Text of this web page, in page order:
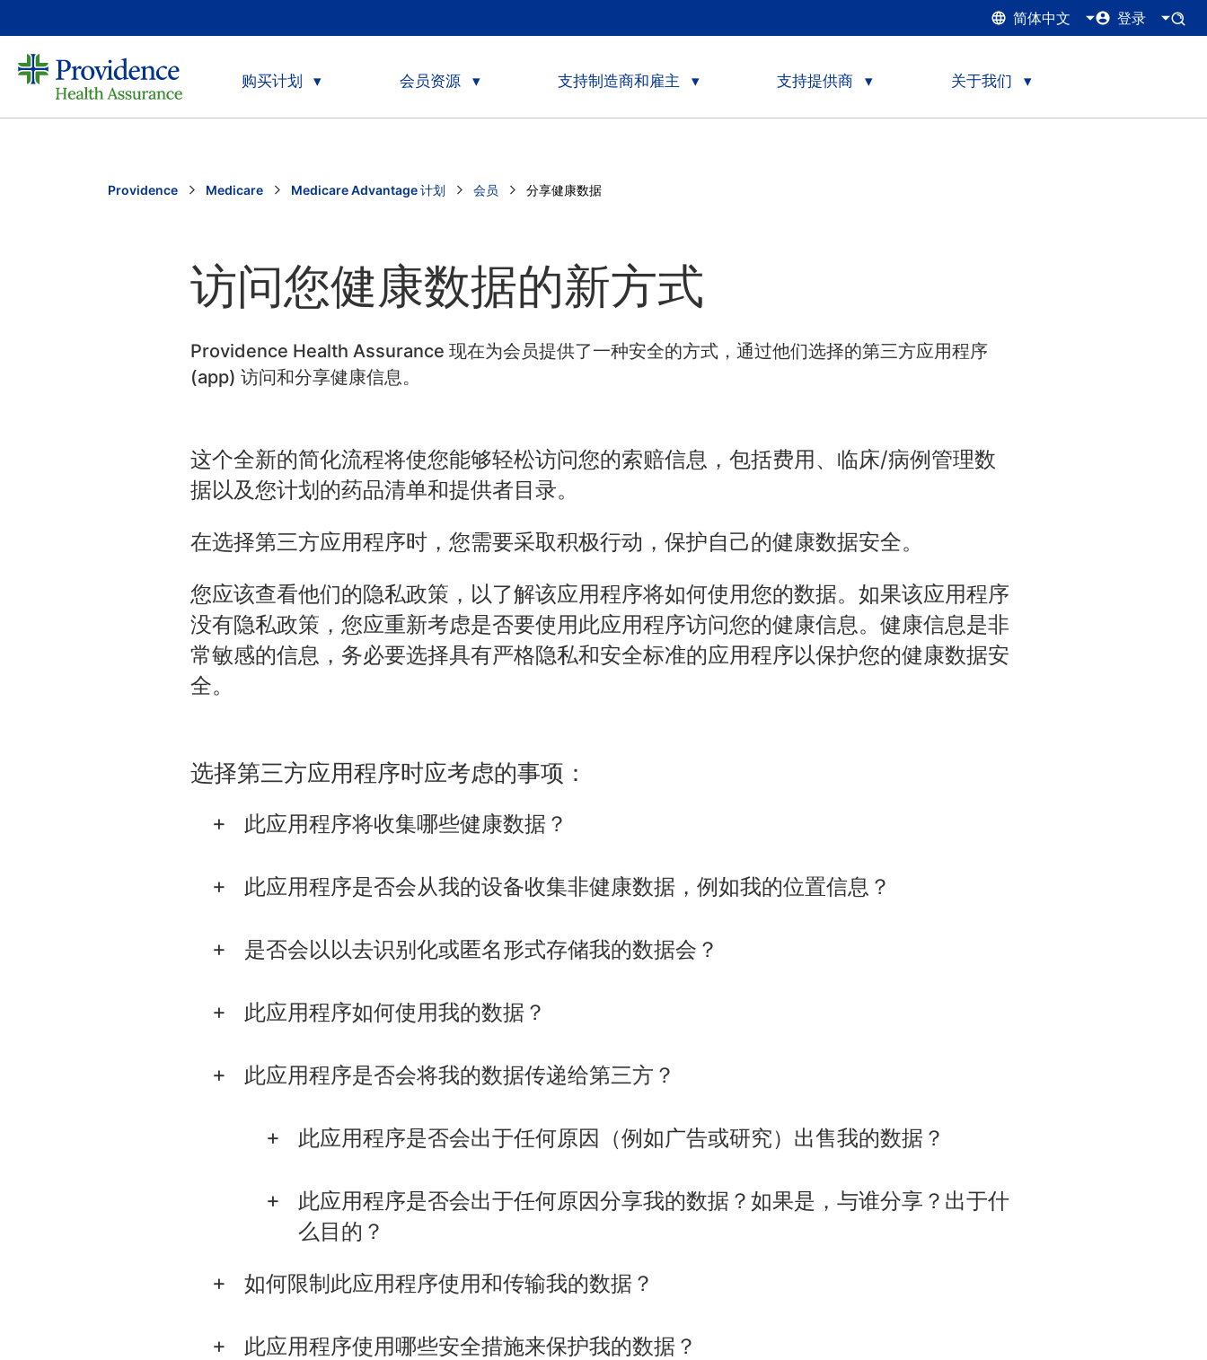
简体中文 登录
购买计划 会员资源 支持制造商和雇主 支持提供商 关于我们
Providence Medicare Medicare Advantage 计划 会员 Current:
分享健康数据
访问您健康数据的新方式
Providence Health Assurance 现在为会员提供了一种安全的方式，通过他们选择的第三方应用程序
(app) 访问和分享健康信息。
这个全新的简化流程将使您能够轻松访问您的索赔信息，包括费用、临床/病例管理数
据以及您计划的药品清单和提供者目录。
在选择第三方应用程序时，您需要采取积极行动，保护自己的健康数据安全。
您应该查看他们的隐私政策，以了解该应用程序将如何使用您的数据。如果该应用程序
没有隐私政策，您应重新考虑是否要使用此应用程序访问您的健康信息。健康信息是非
常敏感的信息，务必要选择具有严格隐私和安全标准的应用程序以保护您的健康数据安
全。
选择第三方应用程序时应考虑的事项：
此应用程序将收集哪些健康数据？
此应用程序是否会从我的设备收集非健康数据，例如我的位置信息？
是否会以以去识别化或匿名形式存储我的数据会？
此应用程序如何使用我的数据？
此应用程序是否会将我的数据传递给第三方？
此应用程序是否会出于任何原因（例如广告或研究）出售我的数据？
此应用程序是否会出于任何原因分享我的数据？如果是，与谁分享？出于什
么目的？
如何限制此应用程序使用和传输我的数据？
此应用程序使用哪些安全措施来保护我的数据？